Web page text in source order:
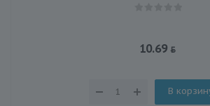
10.69
В